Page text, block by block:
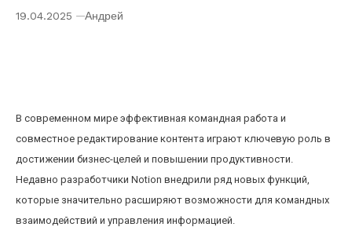
19.04.2025 Андрей
В современном мире эффективная командная работа и
совместное редактирование контента играют ключевую роль в
достижении бизнес-целей и повышении продуктивности.
Недавно разработчики Notion внедрили ряд новых функций,
которые значительно расширяют возможности для командных
взаимодействий и управления информацией.